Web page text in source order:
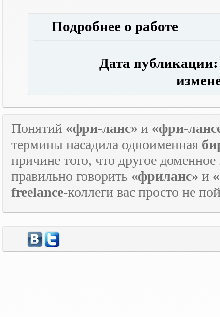
Подробнее о работе
Дата публикации:
Понятий «фри-ланс» и «фри-
термины насадила одноименная
причине того, что другое
правильно говорить «фриланс» и
freelance-коллеги вас просто не